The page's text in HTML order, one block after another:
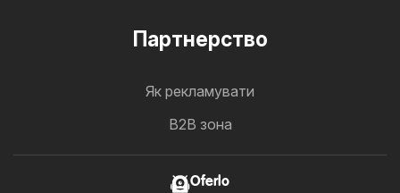
Партнерство
Як рекламувати
B2B зона
Oferlo